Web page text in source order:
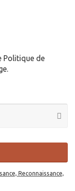
Politique de
Reconnaissance,